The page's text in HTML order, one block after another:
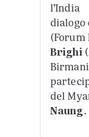
l’India
dialogo
(Forum
Brighi
del
Naung.